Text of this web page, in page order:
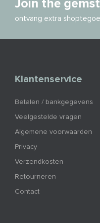
Join the
ontvang extra
Klantenservice
Betalen / bankgegevens
Veelgestelde vragen
Algemene voorwaarden
Privacy
Verzendkosten
Retourneren
Contact